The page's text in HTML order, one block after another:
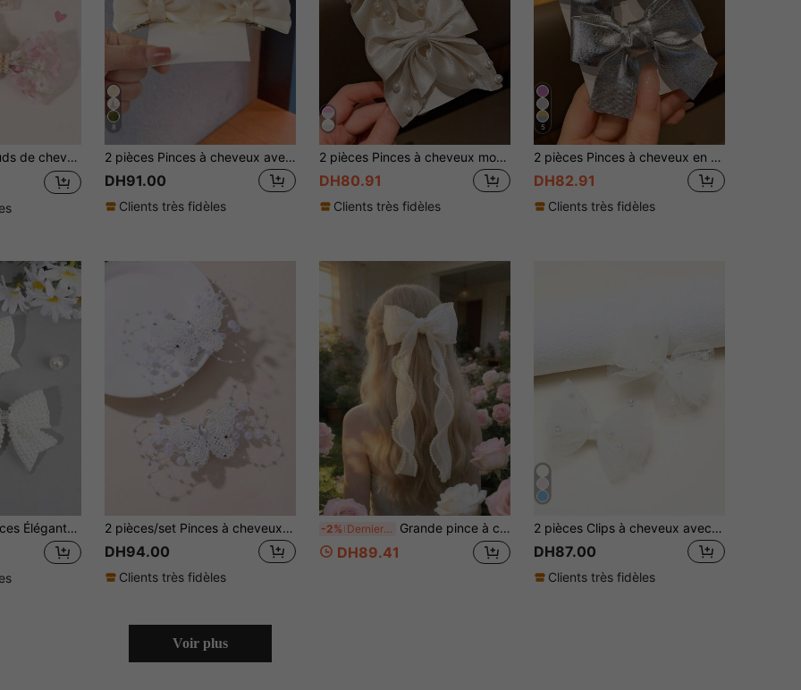
à cheveux douces et sucrées pour usage quotidien, accessoires capillaires pour enfants
8
2 pièces Pinces à cheveux avec nœud papillon pour filles, accessoires de tête en mousseline fraîche (une légère différence de couleur peut se produire en raison de la variation du lot de tissu, ce qui est normal)
DH91.00
Clients très fidèles
2 pièces Pinces à cheveux mode nœud papillon, accessoires cheveux style doux convenant pour un usage quotidien
DH80.91
Clients très fidèles
5
2 pièces Pinces à cheveux en nœud papillon argenté, accessoires de coiffure et mignons pour un usage quotidien
DH82.91
Clients très fidèles
cheveux nœud en perles et strass scintillants, cadeaux de mariage, fête, vacances, barrettes nœud, accessoires pour cheveux pour femmes 2 pièces/set Pinces à cheveux blanches en forme de papillon, décoration quotidienne pour filles
DH94.00
Clients très fidèles
-2% Derniers 2 jours Grande pince à cheveux avec nœud en perle pour femmes, grande pince à cheveux avec ruban en tulle beige et longue frange, accessoire de cheveux esthétique de dame vintage française convenant pour mariage, mariée, fête, port quotidien (Pince à cheveux avec nœud beige)
DH89.41
2 pièces Clips à cheveux avec nœud en maille de faux perles blanches, accessoires de cheveux style princesse mignons pour les filles, clips à cheveux pour fête pour adolescentes
DH87.00
Clients très fidèles
Voir plus